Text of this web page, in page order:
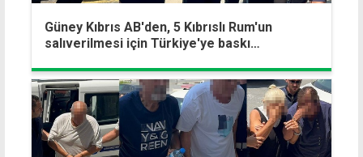
Güney Kıbrıs AB'den, 5 Kıbrıslı Rum'un
salıverilmesi için Türkiye'ye baskı